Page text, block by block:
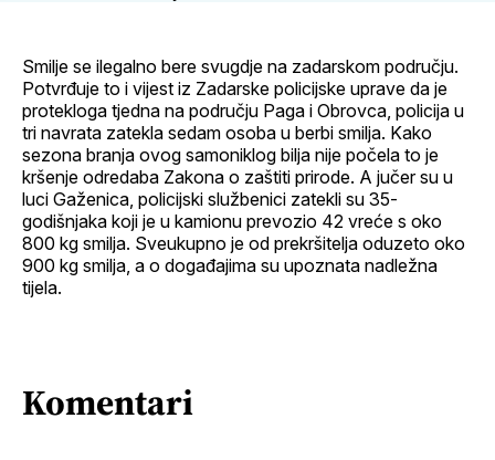
Smilje se ilegalno bere svugdje na zadarskom području.
Potvrđuje to i vijest iz Zadarske policijske uprave da je
protekloga tjedna na području Paga i Obrovca, policija u
tri navrata zatekla sedam osoba u berbi smilja. Kako
sezona branja ovog samoniklog bilja nije počela to je
kršenje odredaba Zakona o zaštiti prirode. A jučer su u
luci Gaženica, policijski službenici zatekli su 35-
godišnjaka koji je u kamionu prevozio 42 vreće s oko
800 kg smilja. Sveukupno je od prekršitelja oduzeto oko
900 kg smilja, a o događajima su upoznata nadležna
tijela.
Komentari